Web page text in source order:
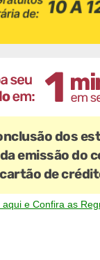
dos
emissão do
de
aqui e Confira as